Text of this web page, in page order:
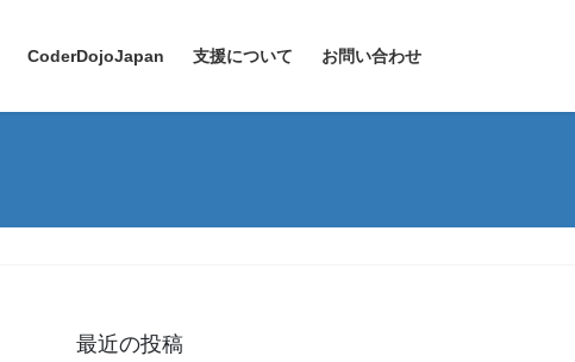
CoderDojoJapan 支援について お問い合わせ
最近の投稿